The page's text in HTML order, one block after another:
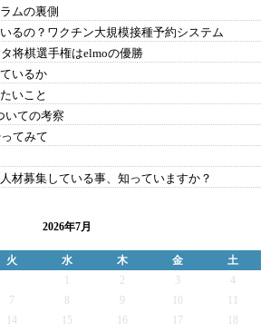
ムの裏側
るの？ワクチン大規模接種予約システム
将棋選手権はelmoの優勝
いるか
いこと
いての考察
てみて
材募集している事、知っていますか？
2026年7月
火 水 木 金
土
2 3
4
7 9
14 15 16 17